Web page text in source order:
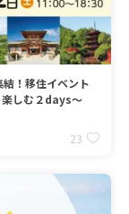
結！移住イベント
楽しむ２days～
23